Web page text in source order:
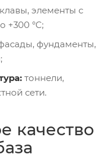
элементы с
+300 °C;
фундаменты,
тоннели,
сети.
качество